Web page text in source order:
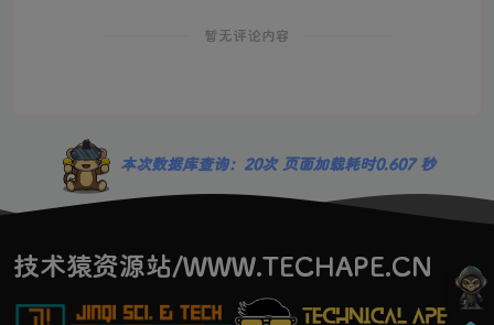
暂无评论内容
本次数据库查询：20次 页面加载耗时0.607 秒
技术猿资源站/WWW.TECHAPE.CN